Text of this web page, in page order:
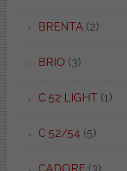
BRENTA(2)
BRIO (3)
C 52 LIGHT (1)
C 52/54 (5)